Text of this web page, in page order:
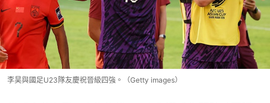
李昊與國足U23隊友慶祝晉級四強。（Getty images）